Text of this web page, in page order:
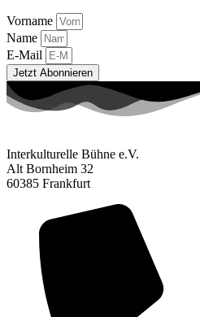
Vorname
Name
E-Mail
Jetzt Abonnieren
Interkulturelle Bühne e.V.
Alt Bornheim 32
60385 Frankfurt